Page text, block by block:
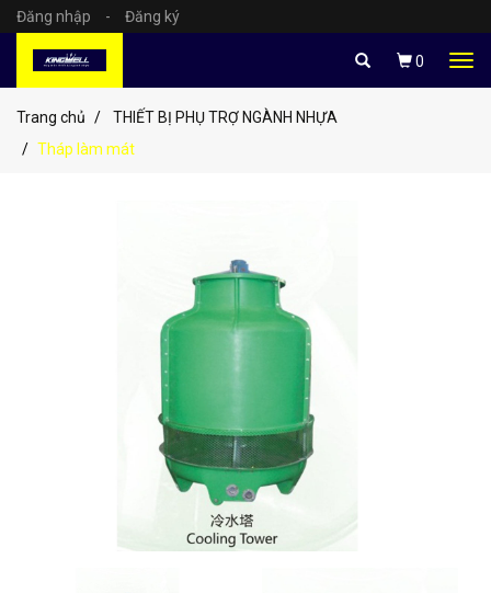
Đăng nhập - Đăng ký
0
Trang chủ
THIẾT BỊ PHỤ TRỢ NGÀNH NHỰA
Tháp làm mát